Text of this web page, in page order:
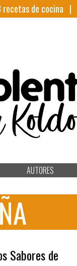
recetas de cocina |
AUTORES
Sabores de